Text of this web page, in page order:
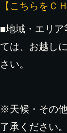
【こちらをＣ
■地域・エリ
ては、お越し
さい。
※天候・その
了承ください。